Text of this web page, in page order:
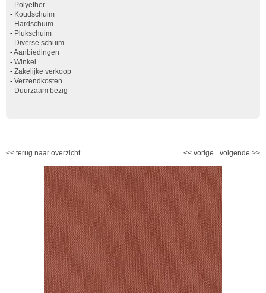
- Polyether
- Koudschuim
- Hardschuim
- Plukschuim
- Diverse schuim
-Aanbiedingen
- Winkel
- Zakelijke verkoop
- Verzendkosten
- Duurzaam bezig
<< terug naar overzicht volgende >>
<< vorige